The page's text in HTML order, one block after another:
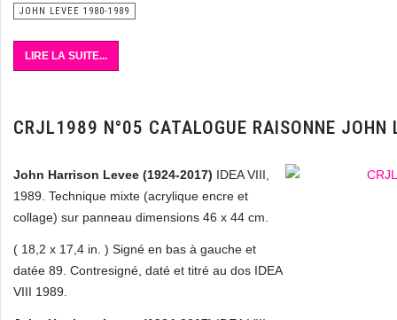
JOHN LEVEE 1980-1989
LIRE LA SUITE...
CRJL1989 N°05 CATALOGUE RAISONNE JOHN
John Harrison Levee (1924-2017) IDEA VIII,
1989. Technique mixte (acrylique encre et
collage) sur panneau dimensions 46 x 44 cm.
( 18,2 x 17,4 in. ) Signé en bas à gauche et
datée 89. Contresigné, daté et titré au dos IDEA
VIII 1989.